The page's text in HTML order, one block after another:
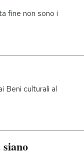
fine non sono i
Beni culturali al